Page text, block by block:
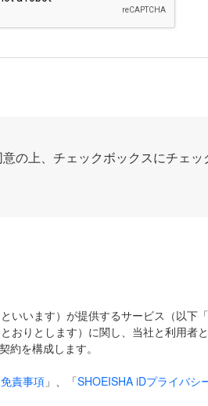
の上、チェックボックスにチェッ
いいます）が提供するサービス（以下
おりとします）に関し、当社と利用者
約を構成します。
免責事項 」、「SHOEISHA iDプライバシ